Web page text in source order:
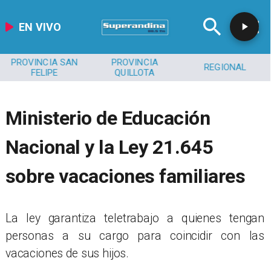
EN VIVO
PROVINCIA SAN
FELIPE
PROVINCIA
QUILLOTA
REGIONAL
Ministerio de Educación
Nacional y la Ley 21.645
sobre vacaciones familiares
La ley garantiza teletrabajo a quienes tengan
personas a su cargo para coincidir con las
vacaciones de sus hijos.